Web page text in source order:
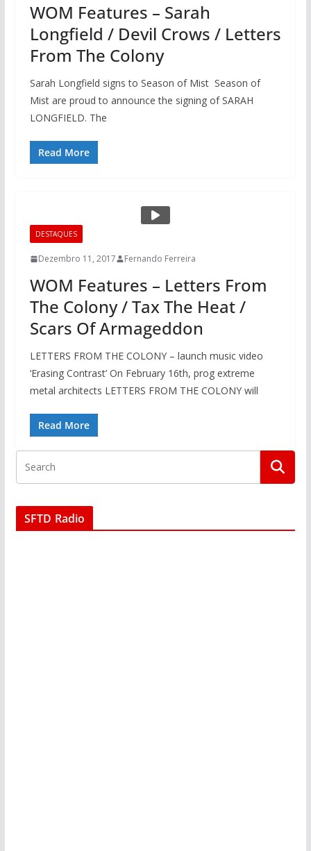
WOM Features – Sarah
Longfield / Devil Crows / Letters
From The Colony
Sarah Longfield signs to Season of Mist Season of
Mist are proud to announce the signing of SARAH
LONGFIELD. The
Read More
DESTAQUES
Dezembro 11, 2017 Fernando Ferreira
WOM Features – Letters From
The Colony / Tax The Heat /
Scars Of Armageddon
LETTERS FROM THE COLONY – launch music video
‘Erasing Contrast’ On February 16th, prog extreme
metal architects LETTERS FROM THE COLONY will
Read More
SFTD Radio